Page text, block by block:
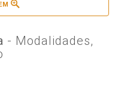
- Modalidades,